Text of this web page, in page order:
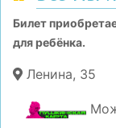
Билет
для ребёнка.
Ленина, 35